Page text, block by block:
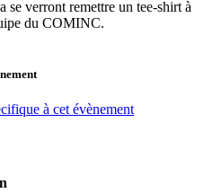
se verront remettre un tee-shirt à
du COMINC.
à cet évènement